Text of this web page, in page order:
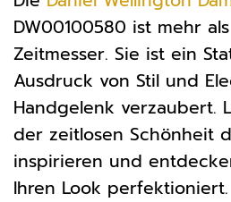
DW00100580 ist mehr
Zeitmesser. Sie ist ein
Ausdruck von Stil und
Handgelenk verzaubert.
der zeitlosen Schönheit
inspirieren und
Ihren Look perfektioniert.